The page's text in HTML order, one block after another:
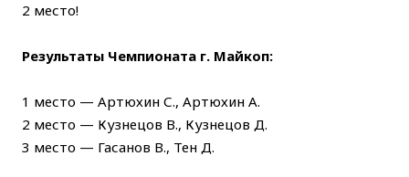
2 место!
Результаты Чемпионата г. Майкоп:
1 место — Артюхин С., Артюхин А.
2 место — Кузнецов В., Кузнецов Д.
3 место — Гасанов В., Тен Д.